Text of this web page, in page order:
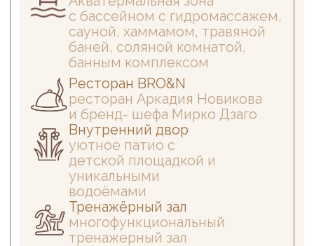
СПЕЦИАЛЬНЫЕ
ПРЕДЛОЖЕНИЯ